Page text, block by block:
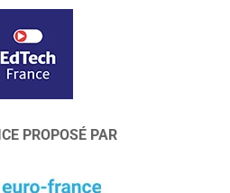
PROPOSÉ PAR